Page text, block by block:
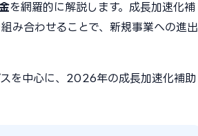
を網羅的に解説します。成長加速化補
み合わせることで、新規事業への進出
を中心に、2026年の成長加速化補助